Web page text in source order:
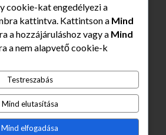
cookie-kat engedélyezi a
kattintva. Kattintson a Mind
a hozzájáruláshoz vagy a Mind
a nem alapvető cookie-k
Testreszabás
Mind elutasítása
Mind elfogadása